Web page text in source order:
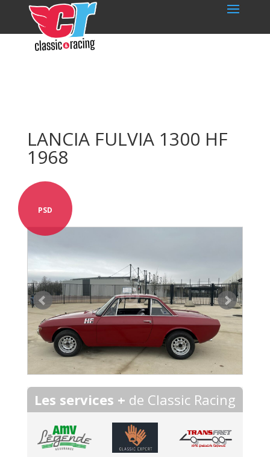
LANCIA FULVIA 1300 HF
1968
PSD
Les services + de Classic Racing